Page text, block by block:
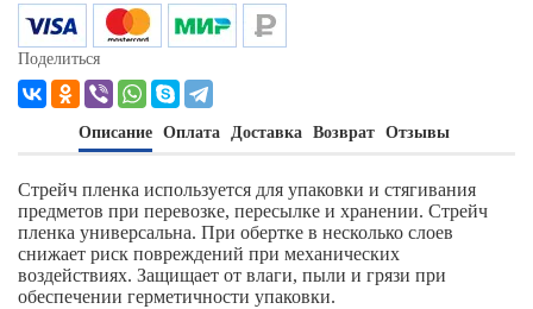
Поделиться
Описание Оплата Доставка Возврат Отзывы
Стрейч пленка используется для упаковки и стягивания
предметов при перевозке, пересылке и хранении. Стрейч
пленка универсальна. При обертке в несколько слоев
снижает риск повреждений при механических
воздействиях. Защищает от влаги, пыли и грязи при
обеспечении герметичности упаковки.